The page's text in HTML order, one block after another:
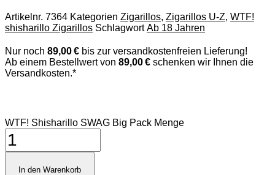
Artikelnr. 7364 Kategorien Zigarillos, Zigarillos U-Z, WTF!
shisharillo Zigarillos Schlagwort Ab 18 Jahren
Nur noch 89,00 € bis zur versandkostenfreien Lieferung!
Ab einem Bestellwert von 89,00 € schenken wir Ihnen die
Versandkosten.*
WTF! Shisharillo SWAG Big Pack Menge
In den Warenkorb